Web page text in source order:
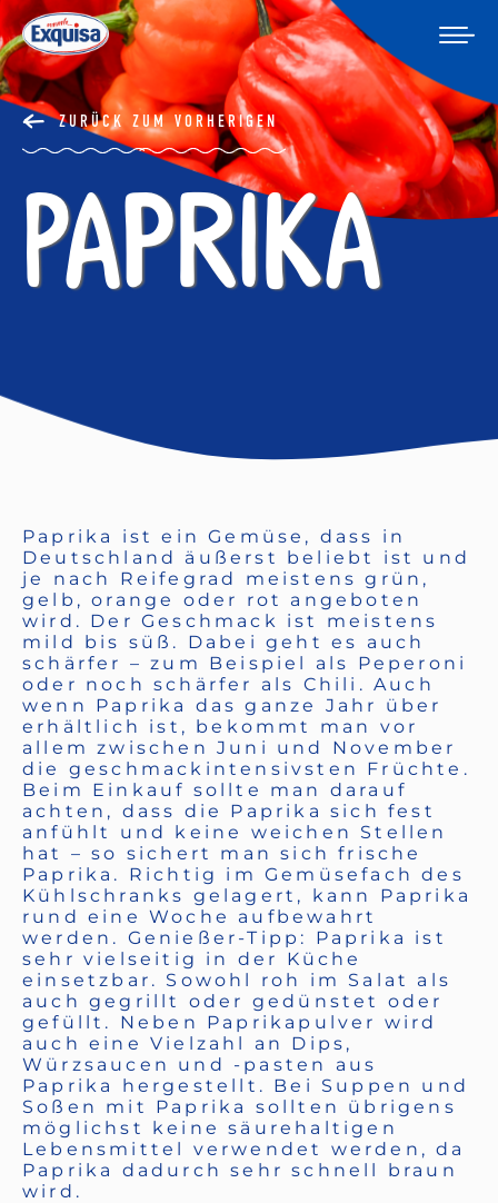
ZURÜCK ZUM VORHERIGEN
Paprika
Paprika ist ein Gemüse, dass in
Deutschland äußerst beliebt ist und
je nach Reifegrad meistens grün,
gelb, orange oder rot angeboten
wird. Der Geschmack ist meistens
mild bis süß. Dabei geht es auch
schärfer – zum Beispiel als Peperoni
oder noch schärfer als Chili. Auch
wenn Paprika das ganze Jahr über
erhältlich ist, bekommt man vor
allem zwischen Juni und November
die geschmackintensivsten Früchte.
Beim Einkauf sollte man darauf
achten, dass die Paprika sich fest
anfühlt und keine weichen Stellen
hat – so sichert man sich frische
Paprika. Richtig im Gemüsefach des
Kühlschranks gelagert, kann Paprika
rund eine Woche aufbewahrt
werden. Genießer-Tipp: Paprika ist
sehr vielseitig in der Küche
einsetzbar. Sowohl roh im Salat als
auch gegrillt oder gedünstet oder
gefüllt. Neben Paprikapulver wird
auch eine Vielzahl an Dips,
Würzsaucen und -pasten aus
Paprika hergestellt. Bei Suppen und
Soßen mit Paprika sollten übrigens
möglichst keine säurehaltigen
Lebensmittel verwendet werden, da
Paprika dadurch sehr schnell braun
wird.